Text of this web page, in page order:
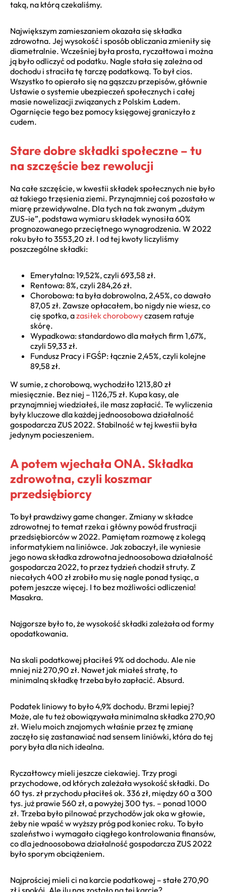
taką, na którą czekaliśmy.
Największym zamieszaniem okazała się składka
zdrowotna. Jej wysokość i sposób obliczania zmieniły się
diametralnie. Wcześniej była prosta, ryczałtowa i można
ją było odliczyć od podatku. Nagle stała się zależna od
dochodu i straciła tę tarczę podatkową. To był cios.
Wszystko to opierało się na gąszczu przepisów, głównie
Ustawie o systemie ubezpieczeń społecznych i całej
masie nowelizacji związanych z Polskim Ładem.
Ogarnięcie tego bez pomocy księgowej graniczyło z
cudem.
Stare dobre składki społeczne – tu
na szczęście bez rewolucji
Na całe szczęście, w kwestii składek społecznych nie było
aż takiego trzęsienia ziemi. Przynajmniej coś pozostało w
miarę przewidywalne. Dla tych na tak zwanym „dużym
ZUS-ie”, podstawa wymiaru składek wynosiła 60%
prognozowanego przeciętnego wynagrodzenia. W 2022
roku było to 3553,20 zł. I od tej kwoty liczyliśmy
poszczególne składki:
Emerytalna: 19,52%, czyli 693,58 zł.
Rentowa: 8%, czyli 284,26 zł.
Chorobowa: ta była dobrowolna, 2,45%, co dawało
87,05 zł. Zawsze opłacałem, bo nigdy nie wiesz, co
cię spotka, azasiłek chorobowyczasem ratuje
skórę.
Wypadkowa: standardowo dla małych firm 1,67%,
czyli 59,33 zł.
Fundusz Pracy i FGŚP: łącznie 2,45%, czyli kolejne
89,58 zł.
W sumie, z chorobową, wychodziło 1213,80 zł
miesięcznie. Bez niej – 1126,75 zł. Kupa kasy, ale
przynajmniej wiedziałeś, ile masz zapłacić. Te wyliczenia
były kluczowe dla każdej jednoosobowa działalność
gospodarcza ZUS 2022. Stabilność w tej kwestii była
jedynym pocieszeniem.
A potem wjechała ONA. Składka
zdrowotna, czyli koszmar
przedsiębiorcy
To był prawdziwy game changer. Zmiany w składce
zdrowotnej to temat rzeka i główny powód frustracji
przedsiębiorców w 2022. Pamiętam rozmowę z kolegą
informatykiem na liniówce. Jak zobaczył, ile wyniesie
jego nowa składka zdrowotna jednoosobowa działalność
gospodarcza 2022, to przez tydzień chodził struty. Z
niecałych 400 zł zrobiło mu się nagle ponad tysiąc, a
potem jeszcze więcej. I to bez możliwości odliczenia!
Masakra.
Najgorsze było to, że wysokość składki zależała od formy
opodatkowania.
Na skali podatkowej płaciłeś 9% od dochodu. Ale nie
mniej niż 270,90 zł. Nawet jak miałeś stratę, to
minimalną składkę trzeba było zapłacić. Absurd.
Podatek liniowy to było 4,9% dochodu. Brzmi lepiej?
Może, ale tu też obowiązywała minimalna składka 270,90
zł. Wielu moich znajomych właśnie przez tę zmianę
zaczęło się zastanawiać nad sensem liniówki, która do tej
pory była dla nich idealna.
Ryczałtowcy mieli jeszcze ciekawiej. Trzy progi
przychodowe, od których zależała wysokość składki. Do
60 tys. zł przychodu płaciłeś ok. 336 zł, między 60 a 300
tys. już prawie 560 zł, a powyżej 300 tys. – ponad 1000
zł. Trzeba było pilnować przychodów jak oka w głowie,
żeby nie wpaść w wyższy próg pod koniec roku. To było
szaleństwo i wymagało ciągłego kontrolowania finansów,
co dla jednoosobowa działalność gospodarcza ZUS 2022
było sporym obciążeniem.
Najprościej mieli ci na karcie podatkowej – stałe 270,90
zł i spokój. Ale ilu nas zostało na tej karcie?